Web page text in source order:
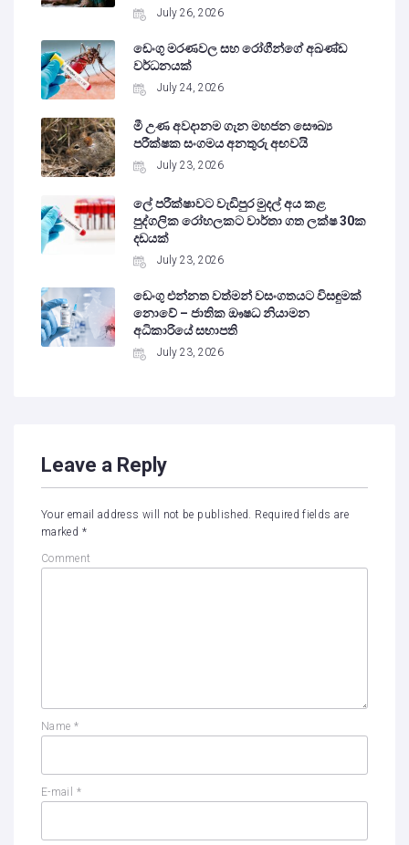
July 26, 2026
ඩෙංගු මරණවල සහ රෝගීන්ගේ අඛණ්ඩ
වර්ධනයක්
July 24, 2026
මී උණ අවදානම ගැන මහජන සෞඛ්‍ය
පරීක්ෂක සංගමය අනතුරු අඟවයි
July 23, 2026
ලේ පරීක්ෂාවට වැඩිපුර මුදල් අය කළ
පුද්ගලික රෝහලකට වාර්තා ගත ලක්ෂ 30ක
දඩයක්
July 23, 2026
ඩෙංගු එන්නත වත්මන් වසංගතයට විසඳුමක්
නොවේ – ජාතික ඖෂධ නියාමන
අධිකාරියේ සභාපති
July 23, 2026
Leave a Reply
Your email address will not be published. Required fields are
marked *
Comment
Name *
E-mail *